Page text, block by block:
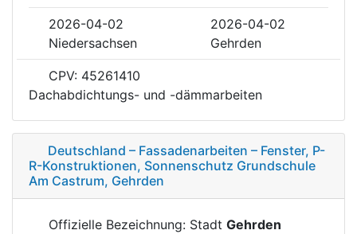
2026-04-02
2026-04-02
Niedersachsen
Gehrden
CPV: 45261410
Dachabdichtungs- und -dämmarbeiten
Deutschland – Fassadenarbeiten – Fenster, P-
R-Konstruktionen, Sonnenschutz Grundschule
Am Castrum, Gehrden
Offizielle Bezeichnung: Stadt Gehrden